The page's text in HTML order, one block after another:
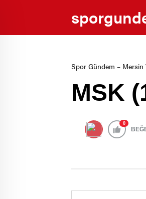
Spor Gündem – Mersin
MSK
0